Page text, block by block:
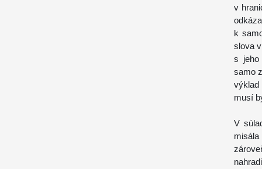
v
k
slova
s jeho
samo
výklad
musí
V
misála